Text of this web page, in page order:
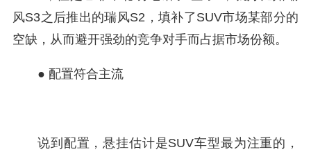
风S3之后推出的瑞风S2，填补了SUV市场某部分的
空缺，从而避开强劲的竞争对手而占据市场份额。
● 配置符合主流
说到配置，悬挂估计是SUV车型最为注重的，